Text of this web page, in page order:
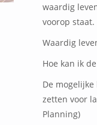
waardig
voorop staat.
Waardig
Hoe kan ik
De
zetten voor
Planning)